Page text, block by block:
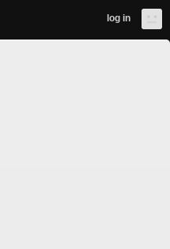
log in